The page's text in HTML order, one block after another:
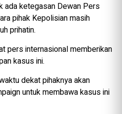
ada ketegasan Dewan Pers
pihak Kepolisian masih
prihatin.
pers internasional memberikan
kasus ini.
dekat pihaknya akan
untuk membawa kasus ini